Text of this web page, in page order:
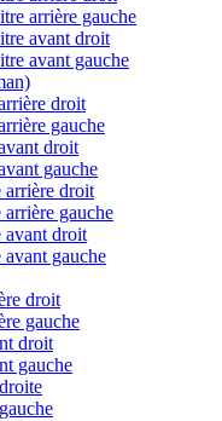
arrière gauche
avant droit
avant gauche
droit
gauche
droit
gauche
arrière droit
gauche
avant droit
gauche
droit
gauche
droit
gauche